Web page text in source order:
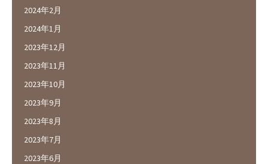
2024年2月
2024年1月
2023年12月
2023年11月
2023年10月
2023年9月
2023年8月
2023年7月
2023年6月